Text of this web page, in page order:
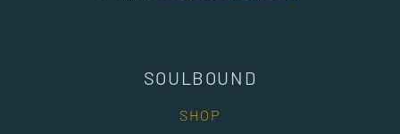
SOULBOUND
SHOP